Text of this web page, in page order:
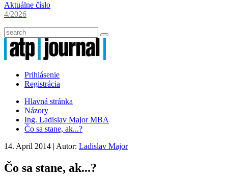
Aktuálne číslo
4/2026
Prihlásenie
Registrácia
Hlavná stránka
Názory
Ing. Ladislav Major MBA
Čo sa stane, ak...?
14. April 2014 | Autor: Ladislav Major
Čo sa stane, ak...?